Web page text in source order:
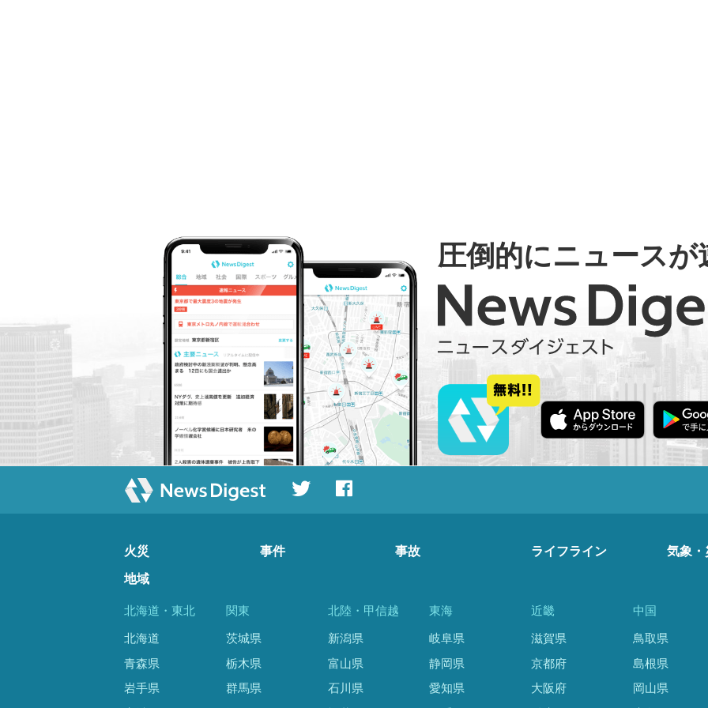
圧倒的にニュースが
火災 事件 事故 ライフライン 気象・
地域
北海道・東北
北海道
青森県
岩手県
関東
茨城県
栃木県
群馬県
北陸・甲信越
新潟県
富山県
石川県
東海
岐阜県
静岡県
愛知県
近畿
滋賀県
京都府
大阪府
中国
鳥取県
島根県
岡山県